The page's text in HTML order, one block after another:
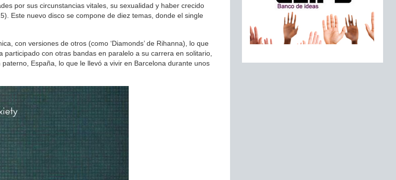
por sus circunstancias vitales, su sexualidad y haber crecido
Este nuevo disco se compone de diez temas, donde el single
con versiones de otros (como ‘Diamonds’ de Rihanna), lo que
participado con otras bandas en paralelo a su carrera en solitario,
España, lo que le llevó a vivir en Barcelona durante unos